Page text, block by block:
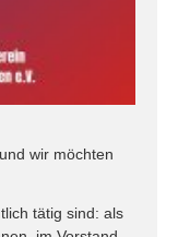
wir möchten
tätig sind: als